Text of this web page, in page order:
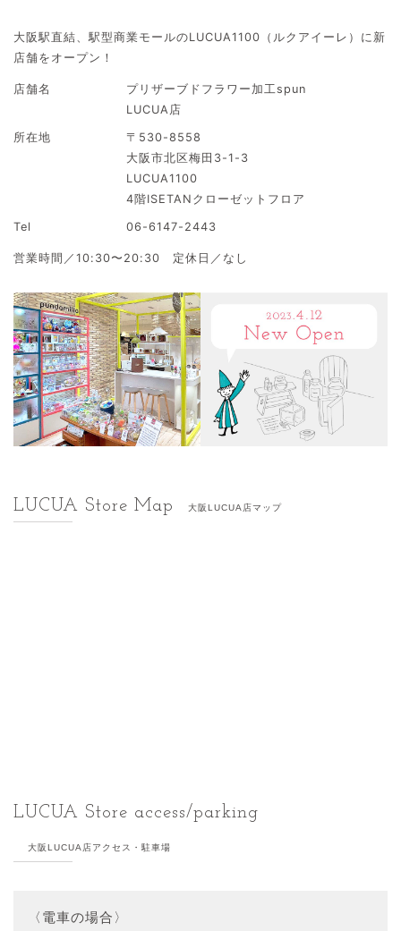
大阪駅直結、駅型商業モールのLUCUA1100（ルクアイーレ）に新
店舗をオープン！
店舗名
プリザーブドフラワー加工spun
LUCUA店
所在地
〒530-8558
大阪市北区梅田3-1-3
LUCUA1100
4階ISETANクローゼットフロア
Tel 06-6147-2443
営業時間／10:30〜20:30 定休日／なし
LUCUA Store Map 大阪LUCUA店マップ
LUCUA Store access/parking
大阪LUCUA店アクセス・駐車場
〈電車の場合〉